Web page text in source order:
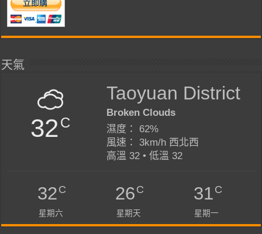
天氣
32C
Taoyuan District
Broken Clouds
濕度： 62%
風速： 3km/h 西北西
高溫 32 • 低溫 32
32C
星期六
26C
星期天
31C
星期一